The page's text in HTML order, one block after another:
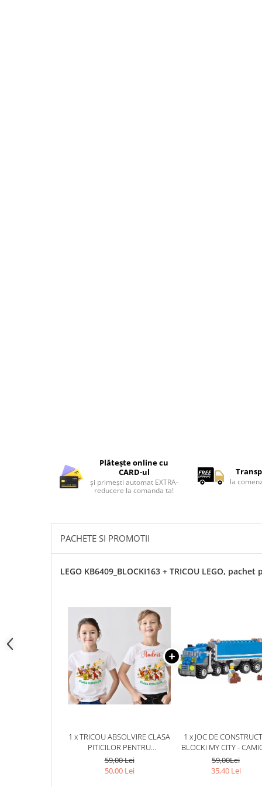
Cadouri GRAVIDE
Cadouri pentru sportivi
Cadouri pentru Sfânta Maria
Plătește online cu
CARD-ul
și primești automat EXTRA-
reducere la comanda ta!
la
PACHETE SI PROMOTII
LEGO KB6409_BLOCKI163 + TRICOU LEGO, pachet
1 x TRICOU ABSOLVIRE CLASA
PITICILOR PENTRU
EDUCATOARE, ELEVI CLASA 4
SAU GRADINITA ABS10900
59,00 Lei
50,00 Lei
1 x JOC DE
BLOCKI MY CITY -
(163 PIESE)
59,00Lei
35,40 Lei